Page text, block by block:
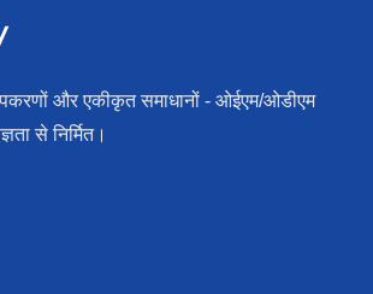
और एकीकृत समाधानों - ओईएम/ओडीएम
से निर्मित।